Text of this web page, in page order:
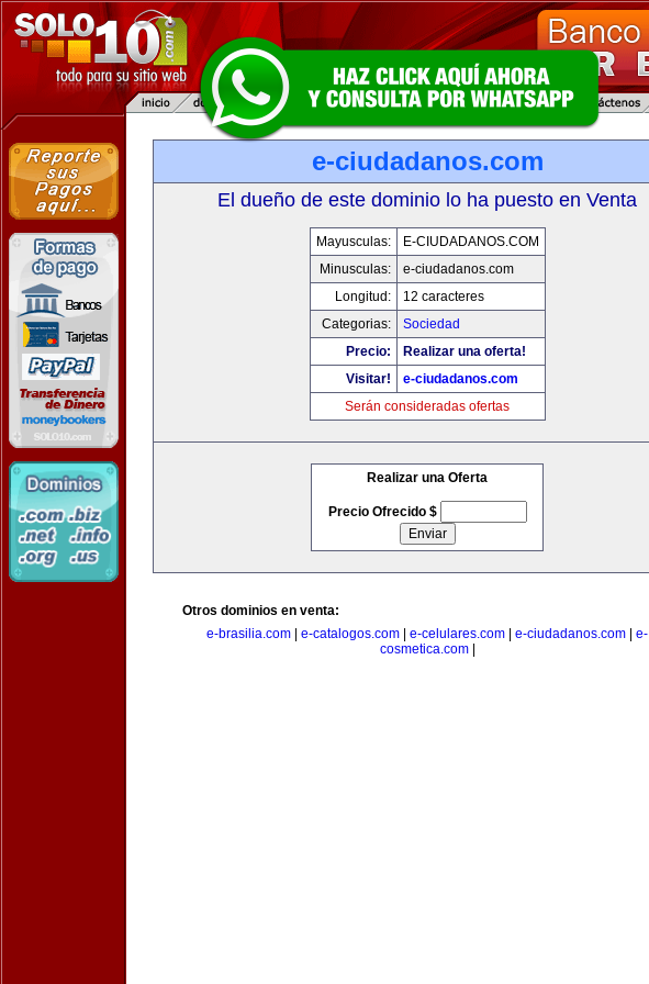
e-ciudadanos.com
El dueño de este dominio lo ha puesto en Venta
Mayusculas:
E-CIUDADANOS.COM
Minusculas:
e-ciudadanos.com
Longitud:
12 caracteres
Categorias:
Sociedad
Precio:
Realizar una oferta!
Visitar!
e-ciudadanos.com
Serán consideradas ofertas
Realizar una Oferta
Precio Ofrecido $
Otros dominios en venta:
e-brasilia.com
e-catalogos.com e-celulares.com e-ciudadanos.com
e-
cosmetica.com|